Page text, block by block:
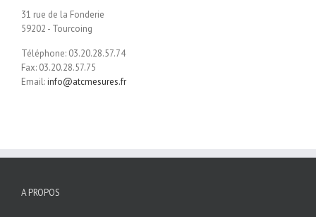
31 rue de la Fonderie
59202 - Tourcoing
Téléphone: 03.20.28.57.74
Fax: 03.20.28.57.75
Email:info@atcmesures.fr
A PROPOS